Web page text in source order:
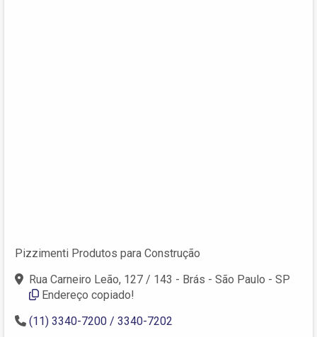
Pizzimenti Produtos para Construção
Rua Carneiro Leão, 127 / 143 - Brás - São Paulo - SP
Endereço copiado!
(11) 3340-7200 / 3340-7202